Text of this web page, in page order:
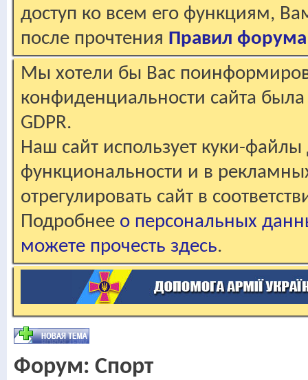
доступ ко всем его функциям,
после прочтения Правил форума
Мы хотели бы Вас
конфиденциальности сайта
GDPR.
Наш сайт использует куки-файлы
функциональности и в
отрегулировать сайт в
Подробнее о персональных
можете прочесть здесь.
Форум: Спорт